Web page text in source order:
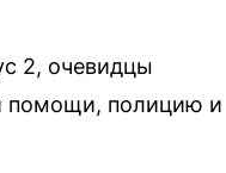
2, очевидцы
помощи, полицию и